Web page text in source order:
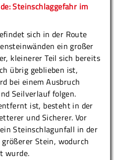
Steinschlaggefahr im
sich in der Route
ein großer
kleinerer Teil sich bereits
übrig geblieben ist,
bei einem Ausbruch
Seilverlauf folgen.
ist, besteht in der
und Sicherer. Vor
Steinschlagunfall in der
Stein, wodurch
wurde.